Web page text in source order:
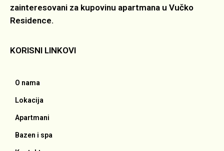
zainteresovani za kupovinu apartmana u Vučko
Residence.
KORISNI LINKOVI
O nama
Lokacija
Apartmani
Bazen i spa